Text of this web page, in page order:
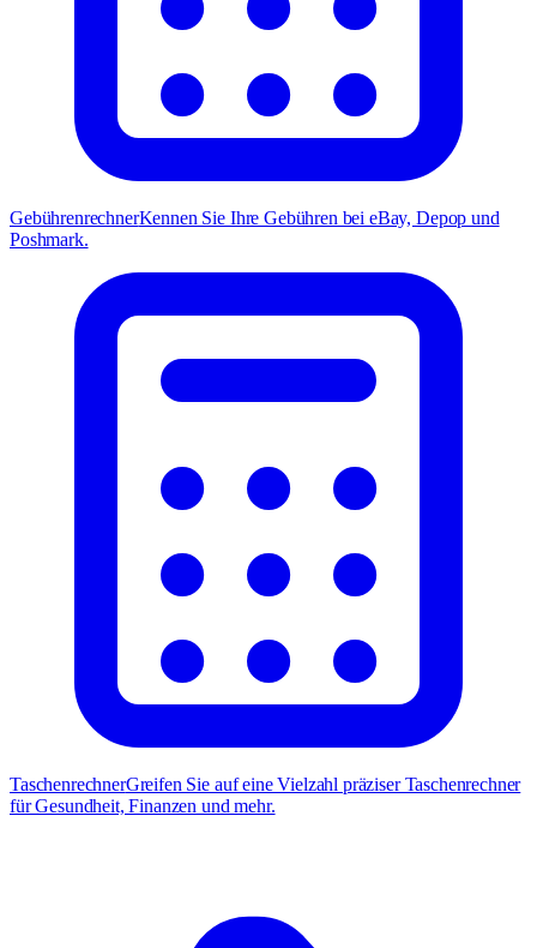
GebührenrechnerKennen Sie Ihre Gebühren bei eBay, Depop und
Poshmark.
TaschenrechnerGreifen Sie auf eine Vielzahl präziser Taschenrechner
für Gesundheit, Finanzen und mehr.